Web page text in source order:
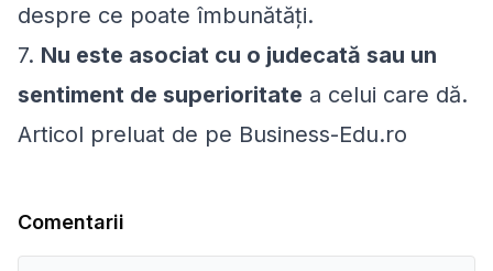
despre ce poate îmbunătăţi.
7. Nu este asociat cu o judecată sau un
sentiment de superioritate a celui care dă.
Articol preluat de pe Business-Edu.ro
Comentarii